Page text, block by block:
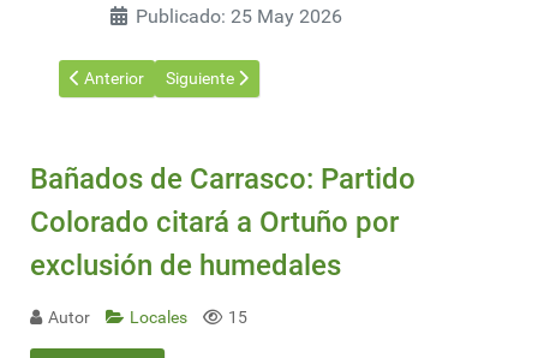
Publicado: 25 May 2026
Artículo anterior: Ajuste recesivo forestal: crisis para el
Anterior Artículo siguiente: El vivero forestal de Papel
Siguiente
Bañados de Carrasco: Partido
Colorado citará a Ortuño por
exclusión de humedales
Autor Locales 15